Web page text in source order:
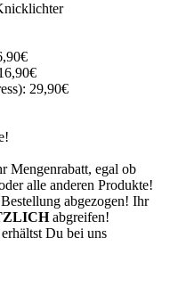
29,90€
Mengenrabatt, egal ob
alle anderen Produkte!
abgezogen! Ihr
abgreifen!
Du bei uns